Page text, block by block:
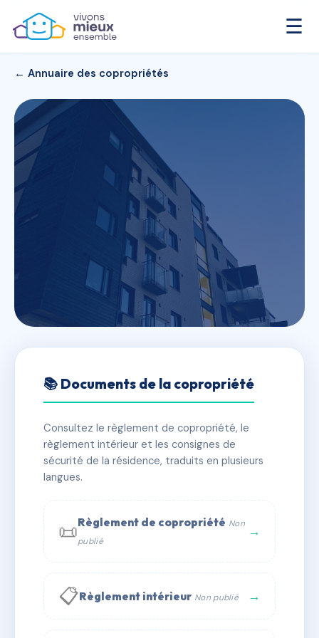
☰
← Annuaire des copropriétés
33 RUE ARISTIDE BRIAND
✓ Immatriculée 🏠 61 lots 🏗 1 bâtiment(s)
📞 Contacter Syndic Digital
📚 Documents de la copropriété
Consultez le règlement de copropriété, le
règlement intérieur et les consignes de
sécurité de la résidence, traduits en plusieurs
langues.
📜Règlement de copropriété Non
publié
→
📋Règlement intérieur Non publié →